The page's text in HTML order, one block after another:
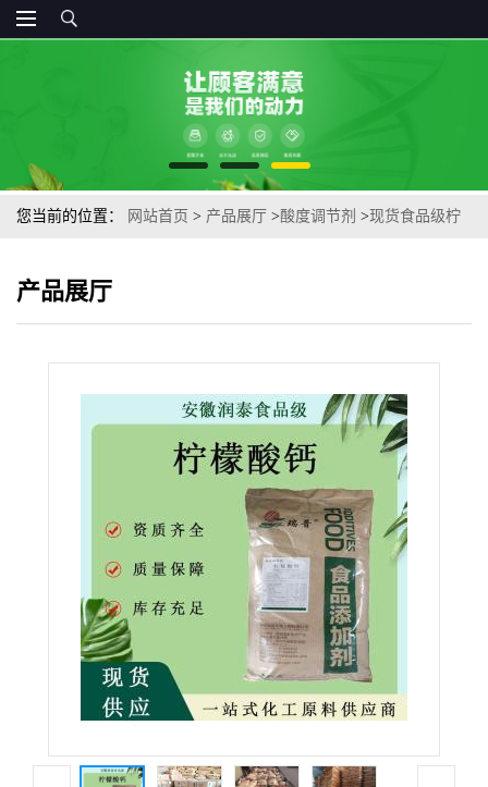
您当前的位置： 网站首页 > 产品展厅 >酸度调节剂 >现货食品级柠
产品展厅